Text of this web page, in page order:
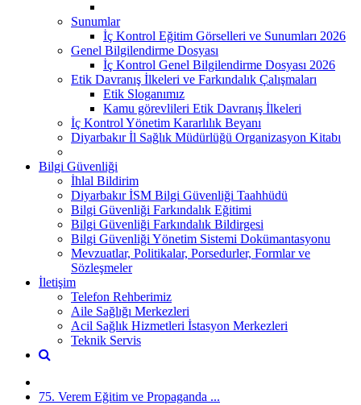
Sunumlar
İç Kontrol Eğitim Görselleri ve Sunumları 2026
Genel Bilgilendirme Dosyası
İç Kontrol Genel Bilgilendirme Dosyası 2026
Etik Davranış İlkeleri ve Farkındalık Çalışmaları
Etik Sloganımız
Kamu görevlileri Etik Davranış İlkeleri
İç Kontrol Yönetim Kararlılık Beyanı
Diyarbakır İl Sağlık Müdürlüğü Organizasyon Kitabı
Bilgi Güvenliği
İhlal Bildirim
Diyarbakır İSM Bilgi Güvenliği Taahhüdü
Bilgi Güvenliği Farkındalık Eğitimi
Bilgi Güvenliği Farkındalık Bildirgesi
Bilgi Güvenliği Yönetim Sistemi Dokümantasyonu
Mevzuatlar, Politikalar, Porsedurler, Formlar ve
Sözleşmeler
İletişim
Telefon Rehberimiz
Aile Sağlığı Merkezleri
Acil Sağlık Hizmetleri İstasyon Merkezleri
Teknik Servis
75. Verem Eğitim ve Propaganda ...